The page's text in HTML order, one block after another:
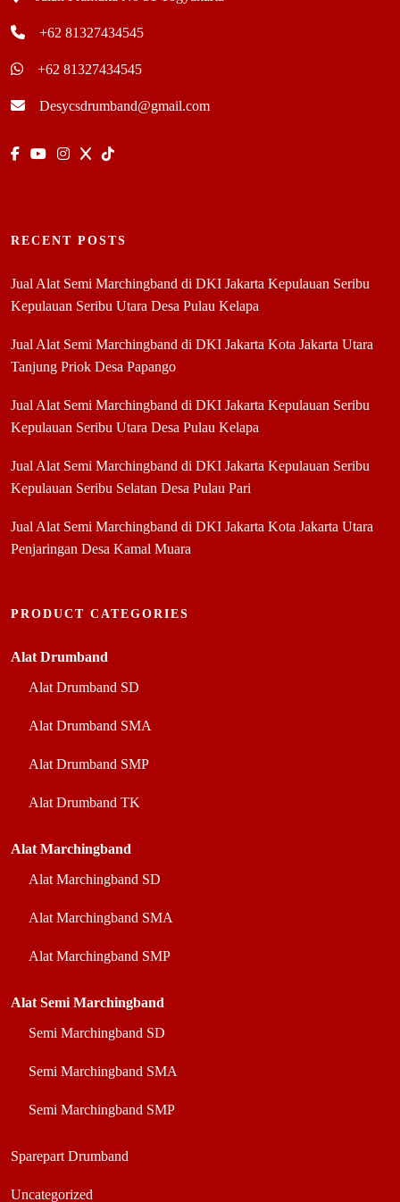
+62 81327434545
+62 81327434545
Desycsdrumband@gmail.com
RECENT POSTS
Jual Alat Semi Marchingband di DKI Jakarta Kepulauan Seribu
Kepulauan Seribu Utara Desa Pulau Kelapa
Jual Alat Semi Marchingband di DKI Jakarta Kota Jakarta Utara
Tanjung Priok Desa Papango
Jual Alat Semi Marchingband di DKI Jakarta Kepulauan Seribu
Kepulauan Seribu Utara Desa Pulau Kelapa
Jual Alat Semi Marchingband di DKI Jakarta Kepulauan Seribu
Kepulauan Seribu Selatan Desa Pulau Pari
Jual Alat Semi Marchingband di DKI Jakarta Kota Jakarta Utara
Penjaringan Desa Kamal Muara
PRODUCT CATEGORIES
Alat Drumband
Alat Drumband SD
Alat Drumband SMA
Alat Drumband SMP
Alat Drumband TK
Alat Marchingband
Alat Marchingband SD
Alat Marchingband SMA
Alat Marchingband SMP
Alat Semi Marchingband
Semi Marchingband SD
Semi Marchingband SMA
Semi Marchingband SMP
Sparepart Drumband
Uncategorized